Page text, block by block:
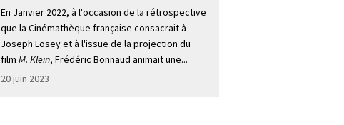
En Janvier 2022, à l'occasion de la rétrospective
que la Cinémathèque française consacrait à
Joseph Losey et à l'issue de la projection du
filmM. Klein, Frédéric Bonnaud animait une...
20 juin 2023